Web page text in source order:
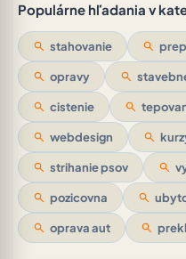
Populárne hľadania v
search stahovanie search
search opravy search
search cistenie search
search webdesign search
search strihanie psov search
search pozicovna search
search oprava aut search